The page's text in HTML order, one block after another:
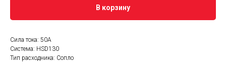
В корзину
Сила тока: 50А
Система: HSD130
Тип расходника: Сопло